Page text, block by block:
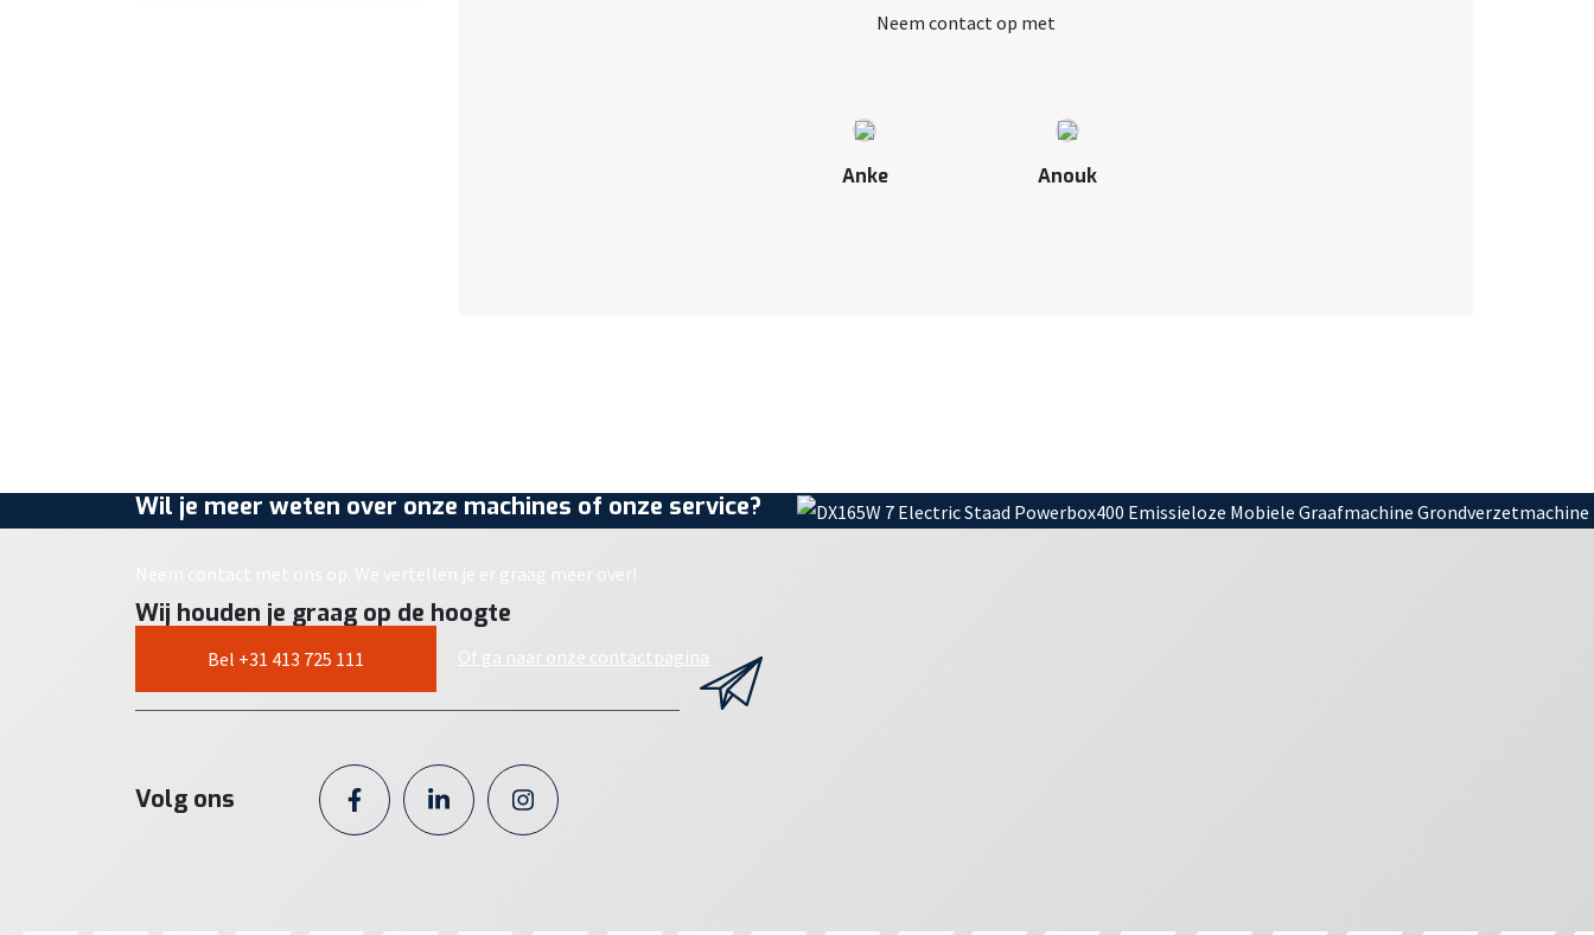
Neem contact op met
Anke Anouk
Wil je meer weten over onze machines of onze service?
Neem contact met ons op. We vertellen je er graag meer over!
Bel +31 413 725 111 Of ga naar onze contactpagina
Wij houden je graag op de hoogte
Volg ons